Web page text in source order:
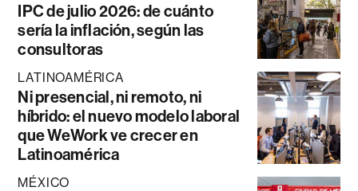
IPC de julio 2026: de cuánto
sería la inflación, según las
consultoras
LATINOAMÉRICA
Ni presencial, ni remoto, ni
híbrido: el nuevo modelo laboral
que WeWork ve crecer en
Latinoamérica
MÉXICO